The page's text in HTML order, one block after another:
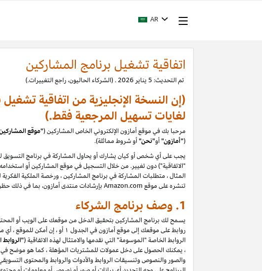
AR
اتفاقية تشغيل برنامج المشاركين
تم التحديث: 5 يناير 2026 . (الشركاء الحاليون، راجع التغييرات.)
(إن النسخة الإنجليزية من اتفاقية
لغايات تسهيل المرجعية فقط.)
مرحبا بك في موقع أمازون الإلكتروني الخاص المشاركين ("موقع
(
"أمازون"أو"نحن"أو شروط مماثلة).
يجب على أي شخص أو كيان يشارك أو يحاول المشاركة في برنامج التسويق
المثال ، متطلبات المشاركة في برنامج المشاركين ، ورخصة الملكية
تنشره على موقع Amazon.com بإرشادات منتدى أمازون، بما في ذلك حظر تقييمات المستخدمين التي يتم إنشاؤها أو تحريرها أو إزالتها مقابل تعويض. يرجى قراءة السياسات والإرشادات بعناية
1. وصف برنامج الشركاء
يسمح لك برنامج المشاركين بتحقيق الدخل من موقعك على الويب أو
روابط على موقعك إلى موقع أمازون في الجدول ۱ أو ، إن أمكن للموقع ، أي موقع آخر مدرج في بيان دخل عمولة برنامج المشاركين (كل موقع
الروابط الخاصة "الموسومة" التي نقدمها والامتثال لهذه الاتفاقية (
، يمكنك الحصول على دخل عمولات للمشتريات المؤهلة ، كما هو موضح في
والصور والنصوص وتنسيقات الروابط والأدوات والروابط والمحتوى